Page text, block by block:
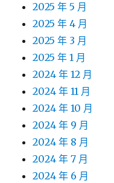
2025 年 5 月
2025 年 4 月
2025 年 3 月
2025 年 1 月
2024 年 12 月
2024 年 11 月
2024 年 10 月
2024 年 9 月
2024 年 8 月
2024 年 7 月
2024 年 6 月